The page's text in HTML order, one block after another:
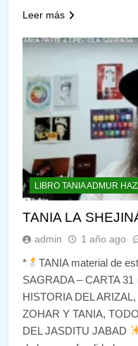
Leer más
LIBRO TANIA ADMUR
TANIA LA
admin 1 año ago
*
TANIA material de
SAGRADA – CARTA 31
HISTORIA DEL
ZOHAR Y TANIA,
DEL JASDITU JABAD